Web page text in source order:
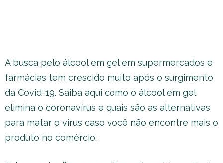
A busca pelo álcool em gel em supermercados e
farmácias tem crescido muito após o surgimento
da Covid-19. Saiba aqui como o álcool em gel
elimina o coronavírus e quais são as alternativas
para matar o vírus caso você não encontre mais o
produto no comércio.